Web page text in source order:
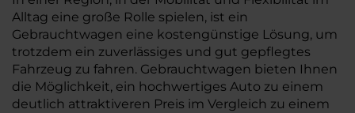
Alltag eine große Rolle spielen, ist ein
Gebrauchtwagen eine kostengünstige Lösung, um
trotzdem ein zuverlässiges und gut gepflegtes
Fahrzeug zu fahren. Gebrauchtwagen bieten Ihnen
die Möglichkeit, ein hochwertiges Auto zu einem
deutlich attraktiveren Preis im Vergleich zu einem